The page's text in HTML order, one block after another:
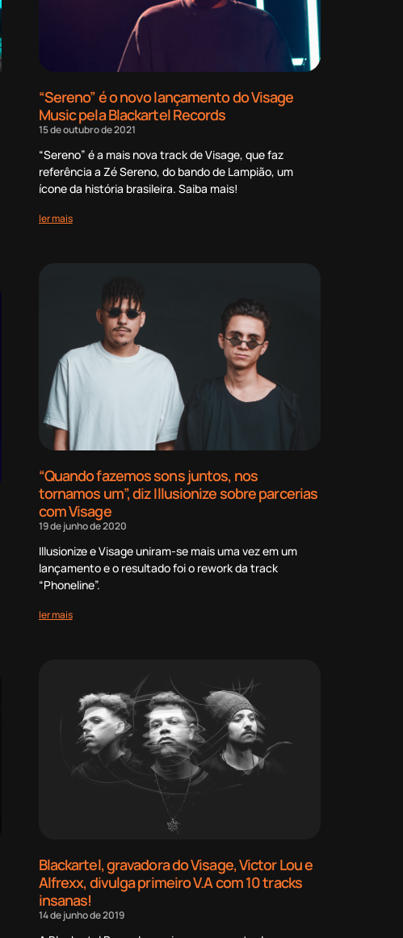
“Sereno” é o novo lançamento do Visage
Music pela Blackartel Records
15 de outubro de 2021
“Sereno” é a mais nova track de Visage, que faz
referência a Zé Sereno, do bando de Lampião, um
ícone da história brasileira. Saiba mais!
ler mais
“Quando fazemos sons juntos, nos
tornamos um”, diz Illusionize sobre parcerias
com Visage
19 de junho de 2020
Illusionize e Visage uniram-se mais uma vez em um
lançamento e o resultado foi o rework da track
“Phoneline”.
ler mais
Blackartel, gravadora do Visage, Victor Lou e
Alfrexx, divulga primeiro V.A com 10 tracks
insanas!
14 de junho de 2019